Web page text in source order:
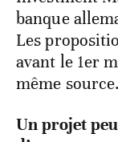
banque
Les
avant le 1er
même source.
Un projet